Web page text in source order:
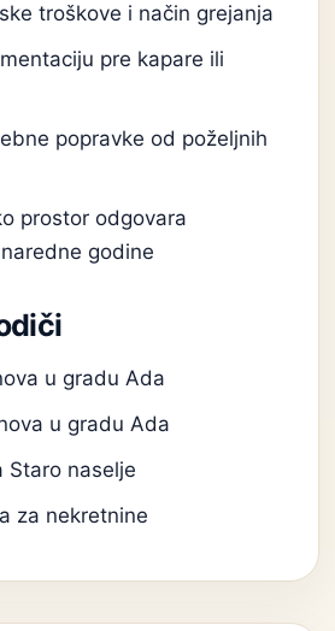
troškove i način grejanja
pre kapare ili
popravke od poželjnih
prostor odgovara
godine
u gradu Ada
u gradu Ada
Staro naselje
za nekretnine